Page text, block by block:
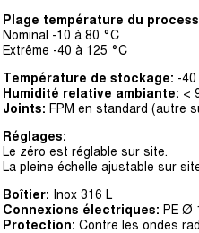
Plage température du
Nominal -10 à 80 °C
Extrême -40 à 125 °C
Température de stockage: -
Humidité relative ambiante: <
Joints: FPM en standard (autre
Réglages:
Le zéro est réglable sur site.
La pleine échelle ajustable sur
Boîtier: Inox 316 L
Connexions électriques: PE Ø
Protection: Contre les ondes